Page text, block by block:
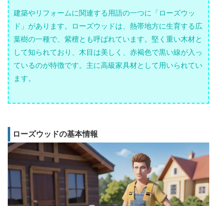
建築やリフォームに関連する用語の一つに「ローズウッ
ド」があります。ローズウッドは、熱帯地方に生育する広
葉樹の一種で、紫檀とも呼ばれています。堅く重い木材と
して知られており、木目は美しく、赤褐色で黒い線が入っ
ているのが特徴です。主に高級家具材として用いられてい
ます。
ローズウッドの基本情報